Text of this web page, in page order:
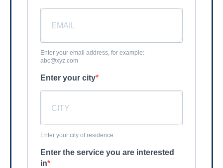
Enter your email address, for example:
abc@xyz.com
Enter your city
Enter your city of residence.
Enter the service you are interested
in